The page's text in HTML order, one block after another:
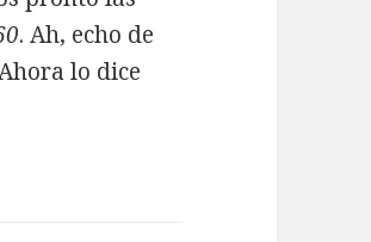
. Ah, echo de
Ahora lo dice